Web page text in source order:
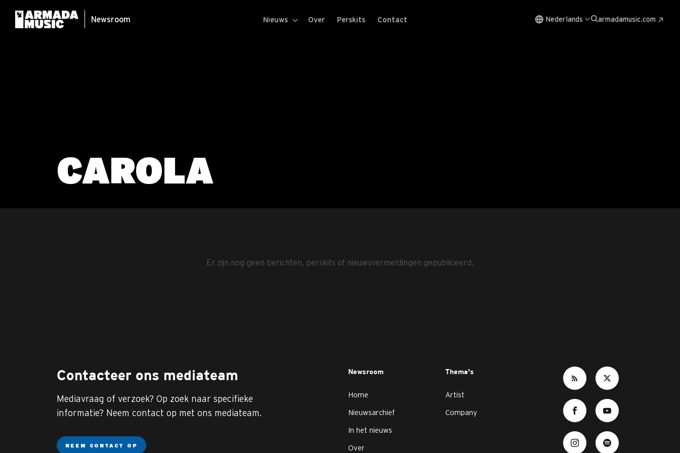
Newsroom Nieuws Over Perskits Contact Nederlands armadamusic.com
CAROLA
Er zijn nog geen berichten, perskits of nieuwsvermeldingen gepubliceerd.
Contacteer ons mediateam
Mediavraag of verzoek? Op zoek naar specifieke
informatie? Neem contact op met ons mediateam.
NEEM CONTACT OP
Newsroom
Home
Nieuwsarchief
In het nieuws
Over
Thema's
Artist
Company